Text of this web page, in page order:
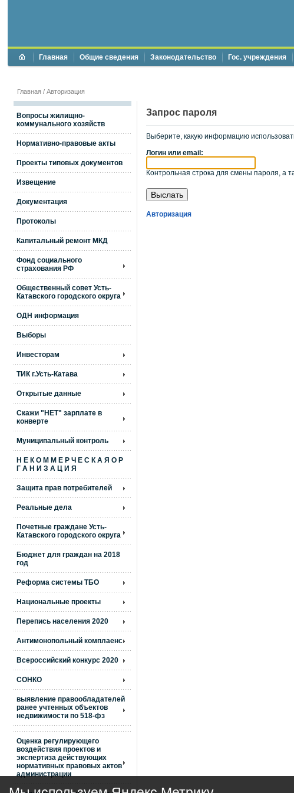
Главная Общие сведения Законодательство Гос. учреждения
Главная / Авторизация
Вопросы жилищно-
коммунального хозяйств
Нормативно-правовые акты
Проекты типовых документов
Извещение
Документация
Протоколы
Капитальный ремонт МКД
Фонд социального
страхования РФ
Общественный совет Усть-
Катавского городского округа
ОДН информация
Выборы
Инвесторам
ТИК г.Усть-Катава
Открытые данные
Скажи "НЕТ" зарплате в
конверте
Муниципальный контроль
Н Е К О М М Е Р Ч Е С К А Я О Р
Г А Н И З А Ц И Я
Защита прав потребителей
Реальные дела
Почетные граждане Усть-
Катавского городского округа
Бюджет для граждан на 2018
год
Реформа системы ТБО
Национальные проекты
Перепись населения 2020
Антимонопольный комплаенс
Всероссийский конкурс 2020
СОНКО
выявление правообладателей
ранее учтенных объектов
недвижимости по 518-фз
Оценка регулирующего
воздействия проектов и
экспертиза действующих
нормативных правовых актов
администрации
Запрос пароля
Выберите, какую информацию
Логин или email:
Контрольная строка для смены пароля, а
Авторизация